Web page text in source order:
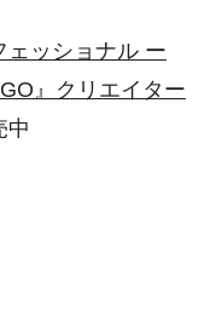
ェッショナル ー
』クリエイター
中